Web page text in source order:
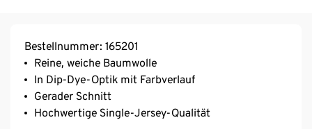
Bestellnummer: 165201
Reine, weiche Baumwolle
In Dip-Dye-Optik mit Farbverlauf
Gerader Schnitt
Hochwertige Single-Jersey-Qualität